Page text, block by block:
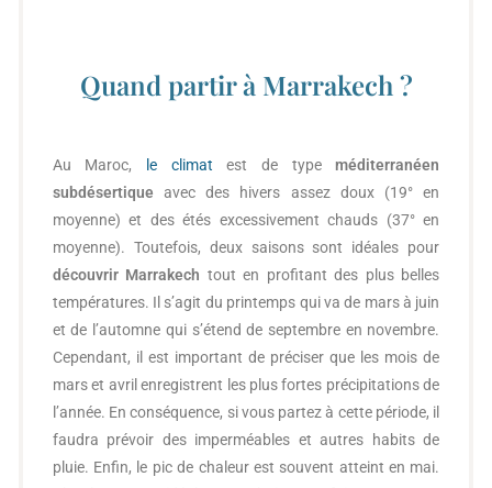
Quand partir à Marrakech ?
Au Maroc, le climat est de typeméditerranéen
subdésertique avec des hivers assez doux (19° en
moyenne) et des étés excessivement chauds (37° en
moyenne). Toutefois, deux saisons sont idéales pour
découvrir Marrakech tout en profitant des plus belles
températures. Il s’agit du printemps qui va de mars à juin
et de l’automne qui s’étend de septembre en novembre.
Cependant, il est important de préciser que les mois de
mars et avril enregistrent les plus fortes précipitations de
l’année. En conséquence, si vous partez à cette période, il
faudra prévoir des imperméables et autres habits de
pluie. Enfin, le pic de chaleur est souvent atteint en mai.